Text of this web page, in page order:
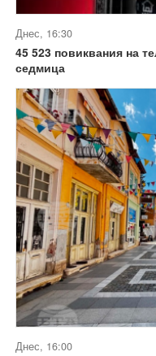
Днес, 16:30
45 523 повиквания на
седмица
Днес, 16:00